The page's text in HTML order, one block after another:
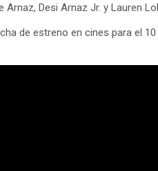
Desi Arnaz Jr. y Lauren
de estreno en cines para el